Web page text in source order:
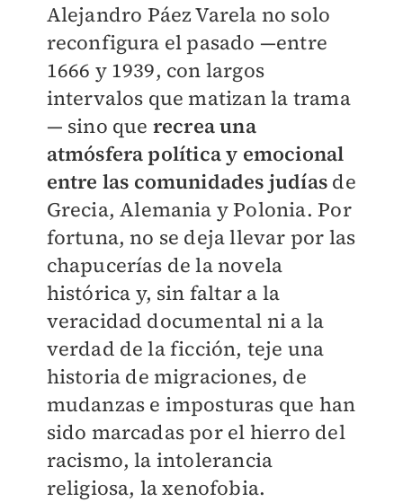
Alejandro Páez Varela no solo
reconfigura el pasado —entre
1666 y 1939, con largos
intervalos que matizan la trama
— sino que recrea una
atmósfera política y emocional
entre las comunidades judías de
Grecia, Alemania y Polonia. Por
fortuna, no se deja llevar por las
chapucerías de la novela
histórica y, sin faltar a la
veracidad documental ni a la
verdad de la ficción, teje una
historia de migraciones, de
mudanzas e imposturas que han
sido marcadas por el hierro del
racismo, la intolerancia
religiosa, la xenofobia.